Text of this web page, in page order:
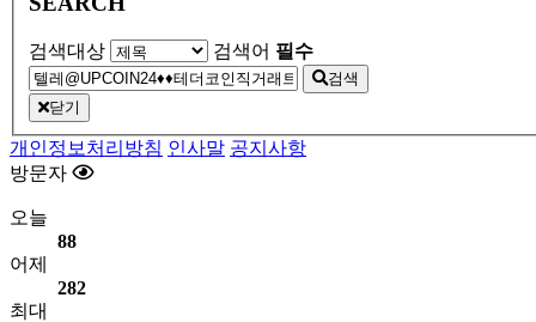
검색대상 검색어 필수
검색
닫기
개인정보처리방침 인사말 공지사항
방문자
오늘
88
어제
282
최대